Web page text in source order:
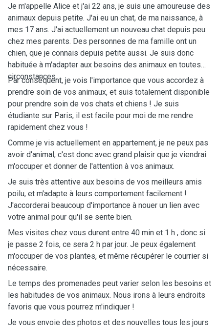
Je m'appelle Alice et j'ai 22 ans, je suis une amoureuse des
animaux depuis petite. J'ai eu un chat, de ma naissance, à
mes 17 ans. J'ai actuellement un nouveau chat depuis peu
chez mes parents. Des personnes de ma famille ont un
chien, que je connais depuis petite aussi. Je suis donc
habituée à m'adapter aux besoins des animaux en toutes
circonstances.
Par conséquent, je vois l'importance que vous accordez à
prendre soin de vos animaux, et suis totalement disponible
pour prendre soin de vos chats et chiens ! Je suis
étudiante sur Paris, il est facile pour moi de me rendre
rapidement chez vous !
Comme je vis actuellement en appartement, je ne peux pas
avoir d'animal, c'est donc avec grand plaisir que je viendrai
m'occuper et donner de l'attention à vos animaux.
Je suis très attentive aux besoins de vos meilleurs amis
poilu, et m'adapte à leurs comportement facilement !
J'accorderai beaucoup d'importance à nouer un lien avec
votre animal pour qu'il se sente bien.
Mes visites chez vous durent entre 40 min et 1 h , donc si
je passe 2 fois, ce sera 2 h par jour. Je peux également
m'occuper de vos plantes, et même récupérer le courrier si
nécessaire.
Le temps des promenades peut varier selon les besoins et
les habitudes de vos animaux. Nous irons à leurs endroits
favoris que vous pourrez m'indiquer !
Je vous envoie des photos et des nouvelles tous les jours